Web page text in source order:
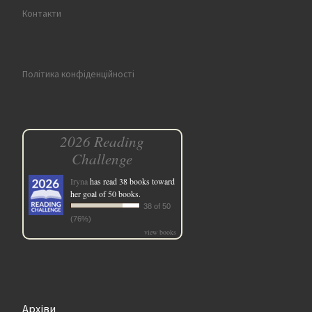
Контакти
Політика конфіденційності
2026 Reading
Challenge
Irynahas read 38 books toward
her goal of 50 books.
38 of 50
(76%)
view books
Архіви